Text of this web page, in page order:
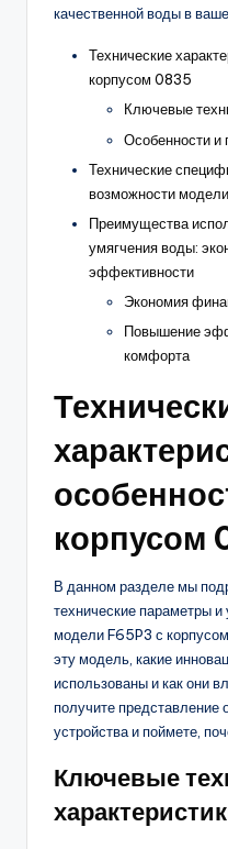
качественной воды в
Технические
корпусом 0835
Ключевые
Особенности и
Технические
возможности
Преимущества
умягчения воды:
эффективности
Экономия
Повышение
комфорта
корпусом
В данном разделе мы
технические параметры
модели F65P3 с
эту модель, какие
использованы и как они
получите представление
устройства и поймете,
Ключевые